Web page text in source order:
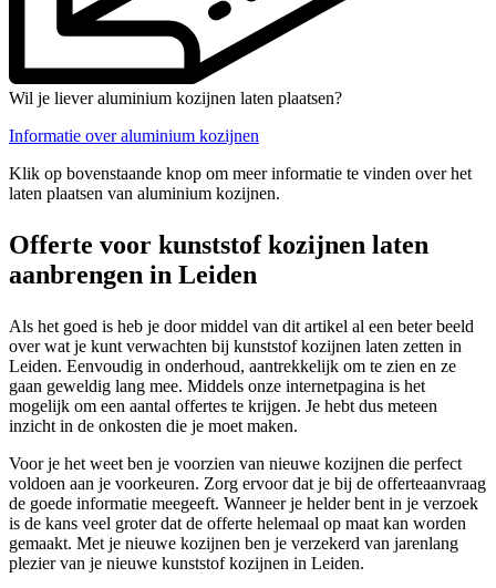
Wil je liever aluminium kozijnen laten plaatsen?
Informatie over aluminium kozijnen
Klik op bovenstaande knop om meer informatie te vinden over het
laten plaatsen van aluminium kozijnen.
Offerte voor kunststof kozijnen laten
aanbrengen in Leiden
Als het goed is heb je door middel van dit artikel al een beter beeld
over wat je kunt verwachten bij kunststof kozijnen laten zetten in
Leiden. Eenvoudig in onderhoud, aantrekkelijk om te zien en ze
gaan geweldig lang mee. Middels onze internetpagina is het
mogelijk om een aantal offertes te krijgen. Je hebt dus meteen
inzicht in de onkosten die je moet maken.
Voor je het weet ben je voorzien van nieuwe kozijnen die perfect
voldoen aan je voorkeuren. Zorg ervoor dat je bij de offerteaanvraag
de goede informatie meegeeft. Wanneer je helder bent in je verzoek
is de kans veel groter dat de offerte helemaal op maat kan worden
gemaakt. Met je nieuwe kozijnen ben je verzekerd van jarenlang
plezier van je nieuwe kunststof kozijnen in Leiden.